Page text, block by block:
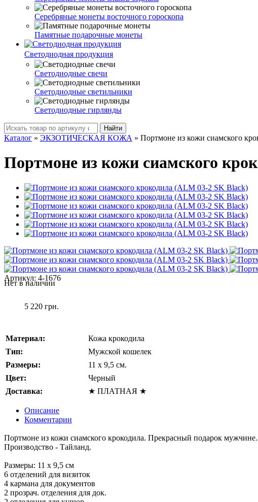
Серебряные монеты восточного гороскопа
Памятные подарочные монеты
Светодиодная продукция
Светодиодные свечи
Светодиодные светильники
Светодиодные гирлянды
Найти
Каталог » ЭКЗОТИЧЕСКАЯ КОЖА » Портмоне из кожи сиамского
Портмоне из кожи сиамского
Артикул: 4-1676
Нет в наличии
5 220 грн.
Материал:
Кожа крокодила
Тип:
Мужской кошелек
Размеры:
11 x 9,5 см.
Цвет:
Черный
Доставка:
★ ПЛАТНАЯ ★
Описание
Комментарии
Портмоне из кожи сиамского крокодила. Прекрасный подарок мужчине.
Производство - Тайланд.
Размеры: 11 x 9,5 см
6 отделений для визиток
4 кармана для документов
2 прозрач. отделения для док.